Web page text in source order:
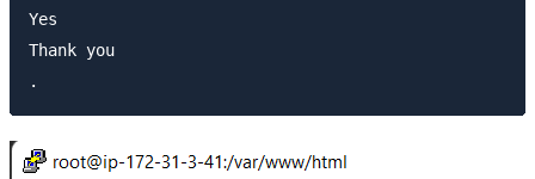
Yes
Thank you